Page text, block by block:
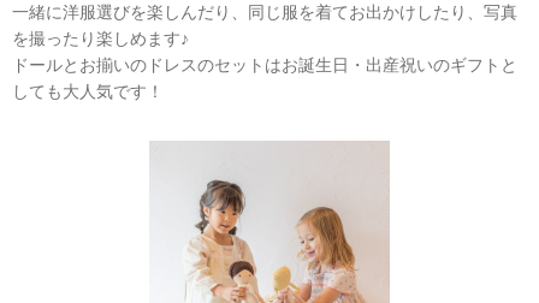
一緒に洋服選びを楽しんだり、同じ服を着てお出かけしたり、写真
を撮ったり楽しめます♪
ドールとお揃いのドレスのセットはお誕生日・出産祝いのギフトと
しても大人気です！